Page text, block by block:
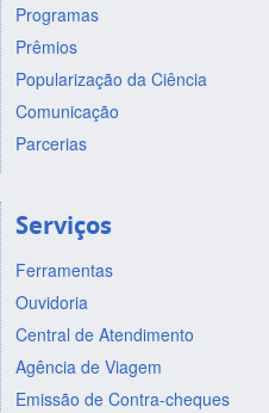
Programas
Prêmios
Popularização da Ciência
Comunicação
Parcerias
Serviços
Ferramentas
Ouvidoria
Central de Atendimento
Agência de Viagem
Emissão de Contra-cheques